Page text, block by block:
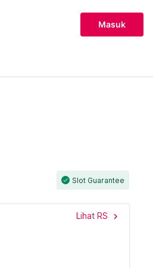
Masuk
check Slot Guarantee
Lihat RS chevron_right